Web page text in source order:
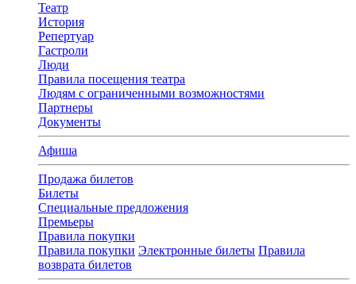
Театр
История
Репертуар
Гастроли
Люди
Правила посещения театра
Людям с ограниченными возможностями
Партнеры
Документы
Афиша
Продажа билетов
Билеты
Специальные предложения
Премьеры
Правила покупки
Правила покупки Электронные билеты Правила
возврата билетов